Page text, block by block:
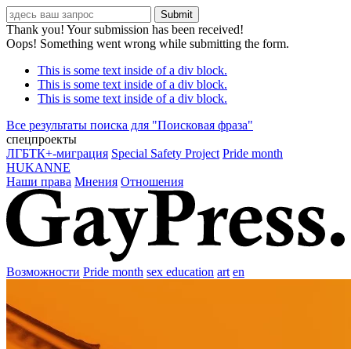
Thank you! Your submission has been received!
Oops! Something went wrong while submitting the form.
This is some text inside of a div block.
This is some text inside of a div block.
This is some text inside of a div block.
Все результаты поиска для "Поисковая фраза"
спецпроекты
ЛГБТК+-миграция Special Safety Project Pride month
HUKANNE
Наши права Мнения Отношения
Возможности Pride month sex education art en